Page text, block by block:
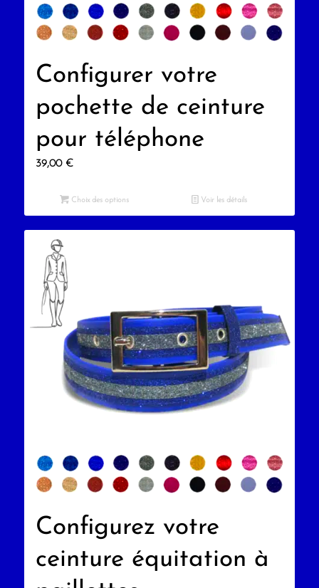
Configurer votre
pochette de ceinture
pour téléphone
39,00 €
Choix des options Voir les détails
Configurez votre
ceinture équitation à